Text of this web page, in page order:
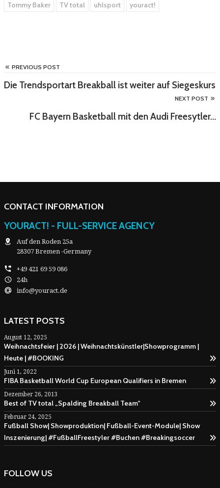
Tommy Baker
TV total uhlsport youract!
PREVIOUS POST
Die Trendsportart Breakball ist weiter auf Siegeskurs
NEXT POST
FC Bayern Basketball mit den Audi Freesytler…
CONTACT INFORMATION
YOURACT! - FULL-SERVICE AGENCY
Auf den Roden 25a
28307 Bremen -Germany
+49 421 69 59 086
24h
info@youract.de
LATEST POSTS
August 12, 2025
Weihnachtsfeier | 2026 | Weihnachtskünstler|Showprogramm |
Heute | #BOOKING
Juni 1, 2022
FIBA Basketball World Cup European Qualifiers in Bremen
Dezember 26, 2013
Best of TV total „Spalding Breakball Team“
Februar 24, 2025
Fußball Show| Showproduktion| Fußball-Event-Module| Show
Inszenierung| #FußballFreestyler #Buchen #Breakingsoccer
FOLLOW US